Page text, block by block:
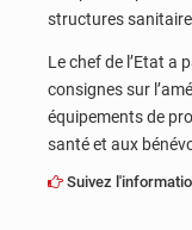
structures
Le chef de l’Etat a
consignes sur
équipements de
santé et aux
Suivez